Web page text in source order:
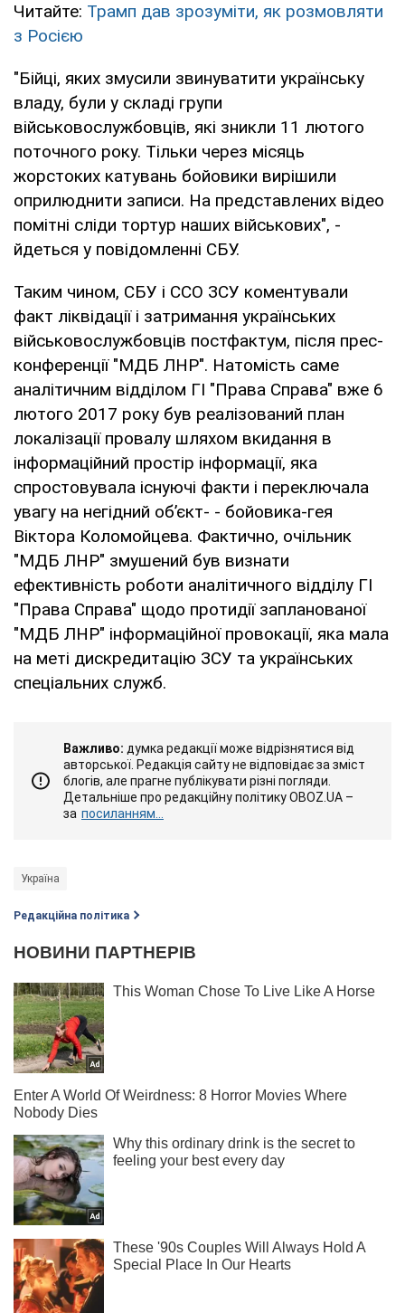
Читайте: Трамп дав зрозуміти, як розмовляти
з Росією
"Бійці, яких змусили звинуватити українську
владу, були у складі групи
військовослужбовців, які зникли 11 лютого
поточного року. Тільки через місяць
жорстоких катувань бойовики вирішили
оприлюднити записи. На представлених відео
помітні сліди тортур наших військових", -
йдеться у повідомленні СБУ.
Таким чином, СБУ і ССО ЗСУ коментували
факт ліквідації і затримання українських
військовослужбовців постфактум, після прес-
конференції "МДБ ЛНР". Натомість саме
аналітичним відділом ГІ "Права Справа" вже 6
лютого 2017 року був реалізований план
локалізації провалу шляхом вкидання в
інформаційний простір інформації, яка
спростовувала існуючі факти і переключала
увагу на негідний об’єкт- - бойовика-гея
Віктора Коломойцева. Фактично, очільник
"МДБ ЛНР" змушений був визнати
ефективність роботи аналітичного відділу ГІ
"Права Справа" щодо протидії запланованої
"МДБ ЛНР" інформаційної провокації, яка мала
на меті дискредитацію ЗСУ та українських
спеціальних служб.
Важливо: думка редакції може відрізнятися від
авторської. Редакція сайту не відповідає за зміст
блогів, але прагне публікувати різні погляди.
Детальніше про редакційну політику OBOZ.UA –
за посиланням...
Україна
Редакційна політика